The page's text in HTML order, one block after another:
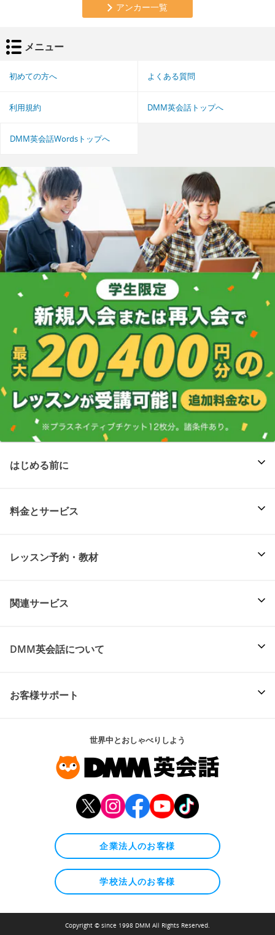
アンカー一覧
メニュー
初めての方へ よくある質問
利用規約 DMM英会話トップへ
DMM英会話Wordsトップへ
はじめる前に
料金とサービス
レッスン予約・教材
関連サービス
DMM英会話について
お客様サポート
世界中とおしゃべりしよう
企業法人のお客様
学校法人のお客様
Copyright © since 1998 DMM All Rights Reserved.